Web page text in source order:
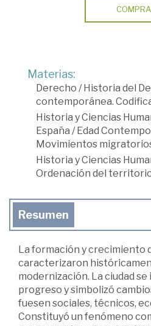
Materias:
Derecho /Historia del
contemporánea.
Historia y Ciencias
España /Edad
Movimientos
Historia y Ciencias
Ordenación del
Resumen
La formación y crecimiento
caracterizaron
modernización. La ciudad
progreso y simbolizó
fuesen sociales, técnicos,
Constituyó un fenómeno